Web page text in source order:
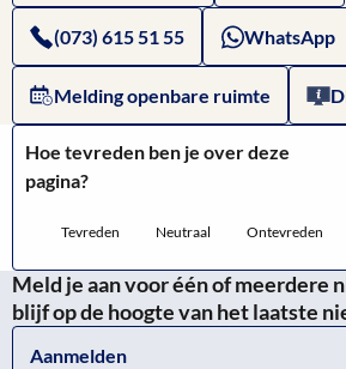
Cultuur
en
Wetenschap
Rijksoverheid:
(073) 615 51 55 WhatsApp
Melding openbare ruimte
Hoe tevreden ben je over deze
pagina?
Tevreden Neutraal Ontevreden
Meld je aan voor één of meerdere
blijf op de hoogte van het laatste
Aanmelden